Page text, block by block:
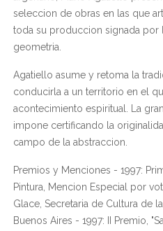
seleccion de obras en las que
toda su produccion signada por
geometria.
Agatiello asume y retoma la
conducirla a un territorio en el
acontecimiento espiritual. La
impone certificando la
campo de la abstraccion.
Premios y Menciones - 1997:
Pintura, Mencion Especial por
Glace, Secretaria de Cultura de
Buenos Aires - 1997: II Premio,